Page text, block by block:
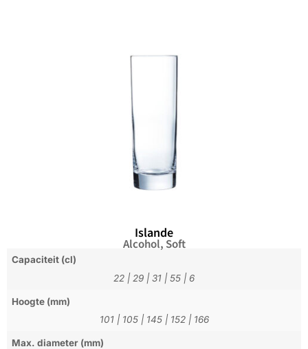
Islande
Alcohol, Soft
Capaciteit (cl)
22 | 29 | 31 | 55 | 6
Hoogte (mm)
101| 105| 145| 152| 166
Max. diameter (mm)